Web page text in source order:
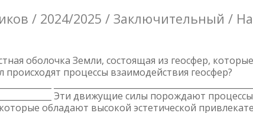
/ 2024/2025 / Заключительный /
оболочка Земли, состоящая из геосфер,
процессы взаимодействия геосфер?
Эти движущие силы порождают
обладают высокой эстетической